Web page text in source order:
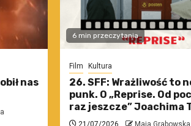
nas
6 min przeczytania
Film Kultura
26. SFF: Wrażliwość to
punk. O „Reprise. Od
raz jeszcze” Joachima
21/07/2026 Maja Grabowska